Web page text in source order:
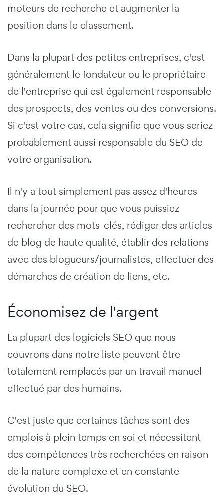
moteurs de recherche et augmenter la
position dans le classement.
Dans la plupart des petites entreprises, c'est
généralement le fondateur ou le propriétaire
de l'entreprise qui est également responsable
des prospects, des ventes ou des conversions.
Si c'est votre cas, cela signifie que vous seriez
probablement aussi responsable du SEO de
votre organisation.
Il n'y a tout simplement pas assez d'heures
dans la journée pour que vous puissiez
rechercher des mots-clés, rédiger des articles
de blog de haute qualité, établir des relations
avec des blogueurs/journalistes, effectuer des
démarches de création de liens, etc.
Économisez de l'argent
La plupart des logiciels SEO que nous
couvrons dans notre liste peuvent être
totalement remplacés par un travail manuel
effectué par des humains.
C'est juste que certaines tâches sont des
emplois à plein temps en soi et nécessitent
des compétences très recherchées en raison
de la nature complexe et en constante
évolution du SEO.